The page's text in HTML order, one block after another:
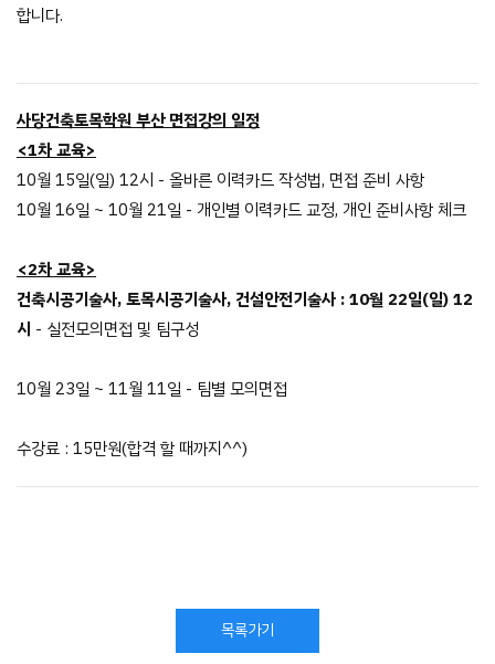
합니다.
사당건축토목학원부산면접강의 일정
<1차 교육>
10월 15일(일) 12시 - 올바른 이력카드 작성법, 면접 준비 사항
10월 16일 ~ 10월 21일 - 개인별 이력카드 교정, 개인 준비사항 체크
<2차 교육>
건축시공기술사, 토목시공기술사, 건설안전기술사 : 10월 22일(일) 12
시 - 실전모의면접 및 팀구성
10월 23일 ~ 11월 11일 - 팀별 모의면접
수강료 : 15만원(합격 할 때까지^^)
목록가기